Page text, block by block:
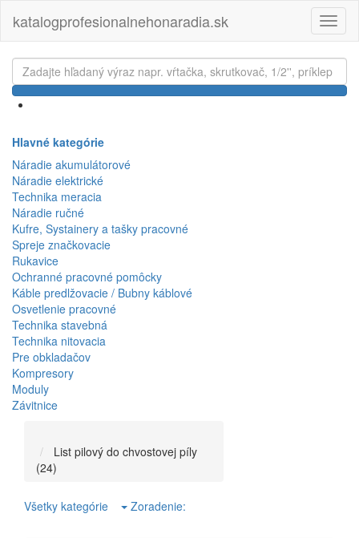
katalogprofesionalnehonaradia.sk
Hlavné kategórie
Náradie akumulátorové
Náradie elektrické
Technika meracia
Náradie ručné
Kufre, Systainery a tašky pracovné
Spreje značkovacie
Rukavice
Ochranné pracovné pomôcky
Káble predlžovacie / Bubny káblové
Osvetlenie pracovné
Technika stavebná
Technika nitovacia
Pre obkladačov
Kompresory
Moduly
Závitnice
List pilový do chvostovej píly
(24)
Všetky kategórie Zoradenie: